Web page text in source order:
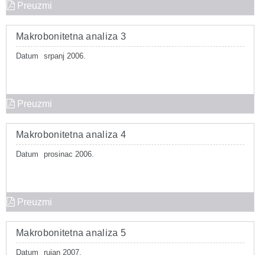
Preuzmi
Makrobonitetna analiza 3
Datum srpanj 2006.
Preuzmi
Makrobonitetna analiza 4
Datum prosinac 2006.
Preuzmi
Makrobonitetna analiza 5
Datum rujan 2007.